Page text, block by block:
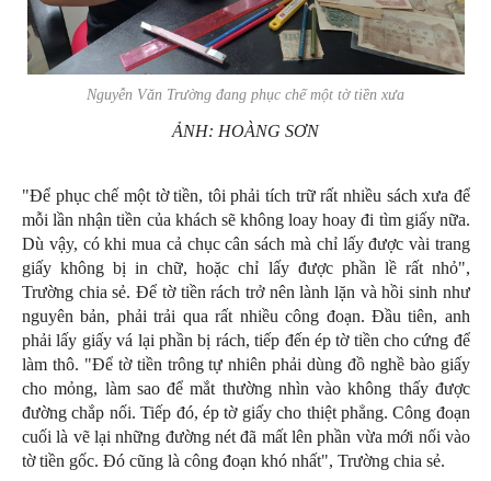
Nguyễn Văn Trường đang phục chế một tờ tiền xưa
ẢNH: HOÀNG SƠN
"Để phục chế một tờ tiền, tôi phải tích trữ rất nhiều sách xưa để
mỗi lần nhận tiền của khách sẽ không loay hoay đi tìm giấy nữa.
Dù vậy, có khi mua cả chục cân sách mà chỉ lấy được vài trang
giấy không bị in chữ, hoặc chỉ lấy được phần lề rất nhỏ",
Trường chia sẻ. Để tờ tiền rách trở nên lành lặn và hồi sinh như
nguyên bản, phải trải qua rất nhiều công đoạn. Đầu tiên, anh
phải lấy giấy vá lại phần bị rách, tiếp đến ép tờ tiền cho cứng để
làm thô. "Để tờ tiền trông tự nhiên phải dùng đồ nghề bào giấy
cho mỏng, làm sao để mắt thường nhìn vào không thấy được
đường chắp nối. Tiếp đó, ép tờ giấy cho thiệt phẳng. Công đoạn
cuối là vẽ lại những đường nét đã mất lên phần vừa mới nối vào
tờ tiền gốc. Đó cũng là công đoạn khó nhất", Trường chia sẻ.